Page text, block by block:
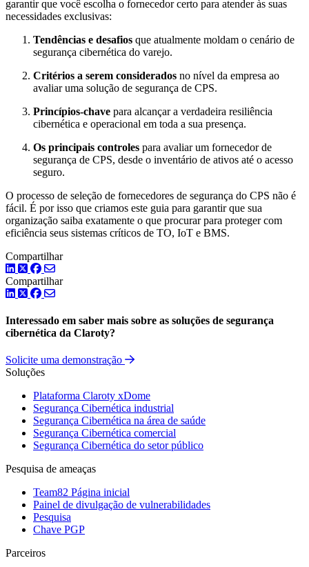
garantir que você escolha o fornecedor certo para atender às suas
necessidades exclusivas:
Tendências e desafios que atualmente moldam o cenário de
segurança cibernética do varejo.
Critérios a serem considerados no nível da empresa ao
avaliar uma solução de segurança de CPS.
Princípios-chave para alcançar a verdadeira resiliência
cibernética e operacional em toda a sua presença.
Os principais controles para avaliar um fornecedor de
segurança de CPS, desde o inventário de ativos até o acesso
seguro.
O processo de seleção de fornecedores de segurança do CPS não é
fácil. É por isso que criamos este guia para garantir que sua
organização saiba exatamente o que procurar para proteger com
eficiência seus sistemas críticos de TO, IoT e BMS.
Compartilhar
LinkedIn
TwitterFacebook
Compartilhar
LinkedIn
TwitterFacebook
Interessado em saber mais sobre as soluções de segurança
cibernética da Claroty?
Solicite uma demonstração
Soluções
Plataforma Claroty xDome
Segurança Cibernética industrial
Segurança Cibernética na área de saúde
Segurança Cibernética comercial
Segurança Cibernética do setor público
Pesquisa de ameaças
Team82 Página inicial
Painel de divulgação de vulnerabilidades
Pesquisa
Chave PGP
Parceiros